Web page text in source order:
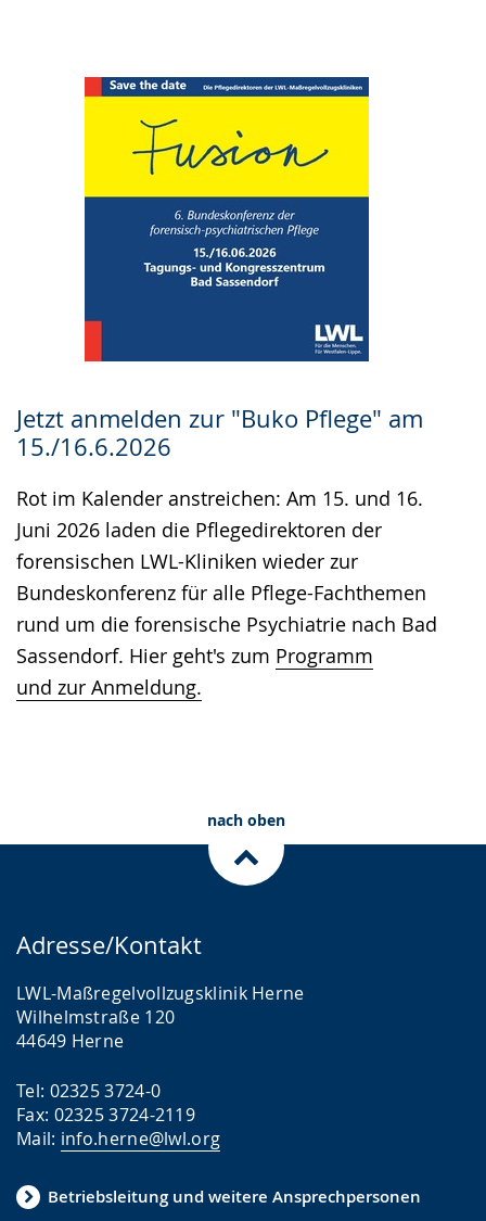
Jetzt anmelden zur "Buko Pflege" am
15./16.6.2026
Rot im Kalender anstreichen: Am 15. und 16.
Juni 2026 laden die Pflegedirektoren der
forensischen LWL-Kliniken wieder zur
Bundeskonferenz für alle Pflege-Fachthemen
rund um die forensische Psychiatrie nach Bad
Sassendorf. Hier geht's zum Programm
und zur Anmeldung.
nach oben
Adresse/Kontakt
LWL-Maßregelvollzugsklinik Herne
Wilhelmstraße 120
44649 Herne
Tel: 02325 3724-0
Fax: 02325 3724-2119
Mail: info.herne@lwl.org
Betriebsleitung und weitere Ansprechpersonen